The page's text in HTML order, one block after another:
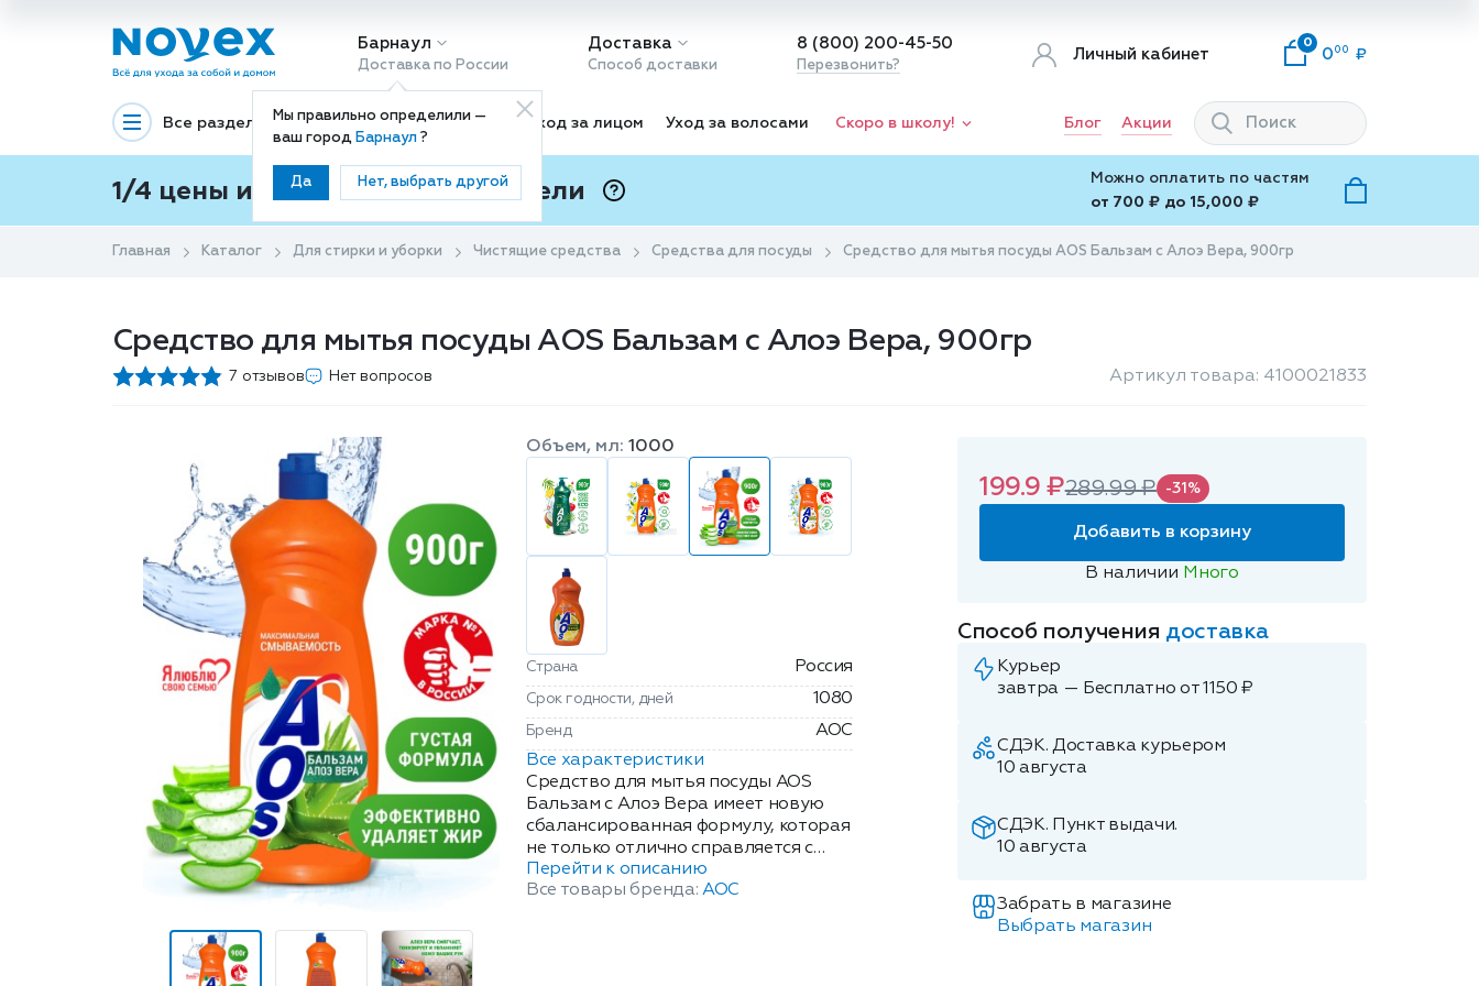
Барнаул
Доставка по России
Мы правильно определили —
ваш город Барнаул?
Да Нет, выбрать другой
Доставка
Способ доставки
8 (800) 200-45-50
Перезвонить?
Личный кабинет
0
0 00
Все разделы Декоративная косметика Уход за лицом Уход за волосами Скоро в школу! Блог Акции
1/4 цены и покупки ваши с Подели
Можно оплатить по частям
от 700 ₽ до 15,000 ₽
Главная Каталог Для стирки и уборки Чистящие средства Средства для посуды Средство для мытья посуды АOS Бальзам с Алоэ Вера, 900гр
Средство для мытья посуды АOS Бальзам с Алоэ Вера, 900гр
7 отзывов Нет вопросов Артикул товара: 4100021833
Объем, мл: 1000
Страна Россия
Срок годности, дней 1080
Бренд
АОС
Все характеристики
Средство для мытья посуды AOS
Бальзам с Алоэ Вера имеет новую
сбалансированная формулу, которая
не только отлично справляется с
грязной посудой, но и защищает
кожу рук. Эффективно удаляет
Перейти к описанию
Все товары бренда: АОС
199.9 ₽289.99 ₽ -31%
Добавить в корзину
В наличии Много
Способ получения доставка
Курьер
завтра — Бесплатно от 1150 ₽
СДЭК. Доставка курьером
10 августа
СДЭК. Пункт выдачи.
10 августа
Забрать в магазине
Выбрать магазин